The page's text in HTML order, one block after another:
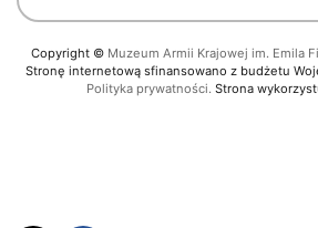
Copyright © Muzeum Armii Krajowej im. Emila
Stronę internetową sfinansowano z budżetu
Polityka prywatności. Strona